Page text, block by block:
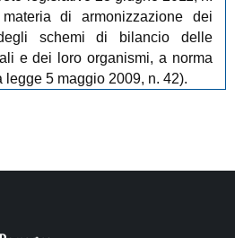
di armonizzazione dei
schemi di bilancio delle
e dei loro organismi, a norma
5 maggio 2009, n. 42).